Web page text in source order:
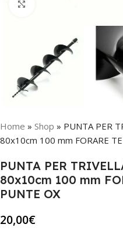
Home » Shop » PUNTA PER
80x10cm 100 mm FORARE
PUNTA PER
80x10cm 100 mm
PUNTE OX
20,00€